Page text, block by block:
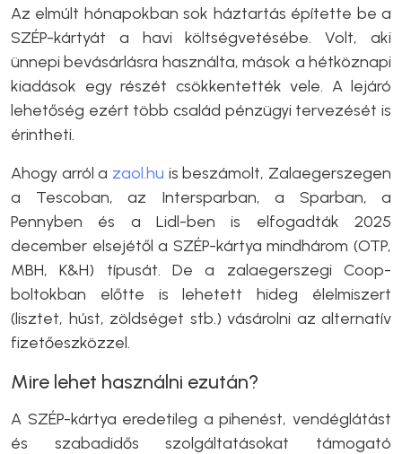
Az elmúlt hónapokban sok háztartás építette be a
SZÉP-kártyát a havi költségvetésébe. Volt, aki
ünnepi bevásárlásra használta, mások a hétköznapi
kiadások egy részét csökkentették vele. A lejáró
lehetőség ezért több család pénzügyi tervezését is
érintheti.
Ahogy arról a zaol.hu is beszámolt, Zalaegerszegen
a Tescoban, az Intersparban, a Sparban, a
Pennyben és a Lidl-ben is elfogadták 2025
december elsejétől a SZÉP-kártya mindhárom (OTP,
MBH, K&H) típusát. De a zalaegerszegi Coop-
boltokban előtte is lehetett hideg élelmiszert
(lisztet, húst, zöldséget stb.) vásárolni az alternatív
fizetőeszközzel.
Mire lehet használni ezután?
A SZÉP-kártya eredetileg a pihenést, vendéglátást
és szabadidős szolgáltatásokat támogató